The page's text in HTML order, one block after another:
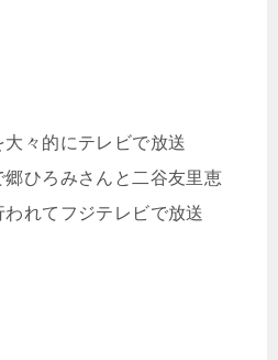
々的にテレビで放送
ひろみさんと二谷友里恵
れてフジテレビで放送